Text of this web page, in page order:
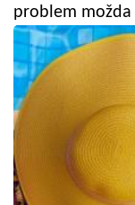
problem